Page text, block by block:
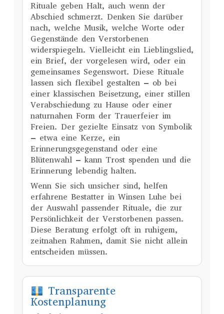
Rituale geben Halt, auch wenn der
Abschied schmerzt. Denken Sie darüber
nach, welche Musik, welche Worte oder
Gegenstände den Verstorbenen
widerspiegeln. Vielleicht ein Lieblingslied,
ein Brief, der vorgelesen wird, oder ein
gemeinsames Segenswort. Diese Rituale
lassen sich flexibel gestalten – ob bei
einer klassischen Beisetzung, einer stillen
Verabschiedung zu Hause oder einer
naturnahen Form der Trauerfeier im
Freien. Der gezielte Einsatz von Symbolik
– etwa eine Kerze, ein
Erinnerungsgegenstand oder eine
Blütenwahl – kann Trost spenden und die
Erinnerung lebendig halten.
Wenn Sie sich unsicher sind, helfen
erfahrene Bestatter in Winsen Luhe bei
der Auswahl passender Rituale, die zur
Persönlichkeit der Verstorbenen passen.
Diese Beratung erfolgt oft in ruhigem,
zeitnahen Rahmen, damit Sie nicht allein
entscheiden müssen.
Transparente
Kostenplanung